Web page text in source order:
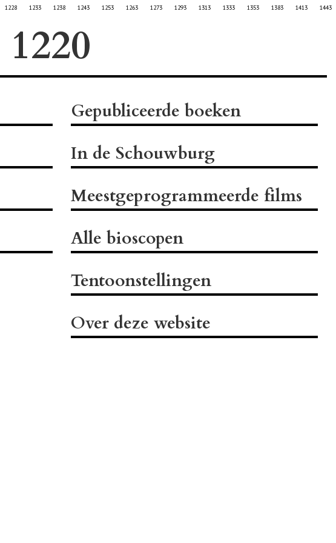
1228 1233 1238 1243 1253 1263 1273 1293 1313 1333 1353 1383 1413 1443
Gepubliceerde boeken
In de Schouwburg
Meestgeprogrammeerde films
Alle bioscopen
Tentoonstellingen
Over deze website